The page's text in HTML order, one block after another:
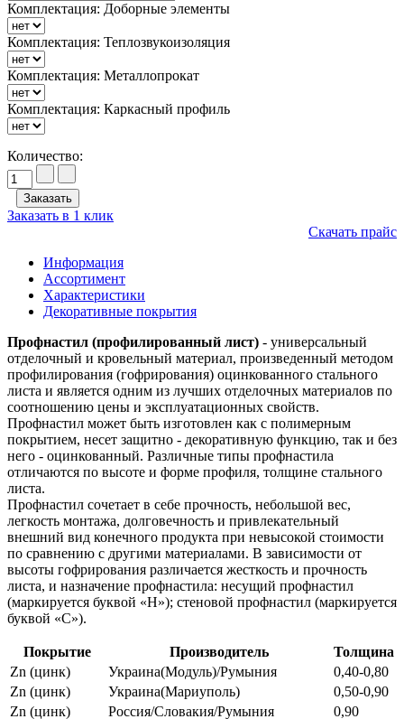
Комплектация: Доборные элементы
Комплектация: Теплозвукоизоляция
Комплектация: Металлопрокат
Комплектация: Каркасный профиль
Количество:
Заказать в 1 клик
Скачать прайс
Информация
Ассортимент
Характеристики
Декоративные покрытия
Профнастил (профилированный лист) - универсальный
отделочный и кровельный материал, произведенный методом
профилирования (гофрирования) оцинкованного стального
листа и является одним из лучших отделочных материалов по
соотношению цены и эксплуатационных свойств.
Профнастил может быть изготовлен как с полимерным
покрытием, несет защитно - декоративную функцию, так и без
него - оцинкованный. Различные типы профнастила
отличаются по высоте и форме профиля, толщине стального
листа.
Профнастил сочетает в себе прочность, небольшой вес,
легкость монтажа, долговечность и привлекательный
внешний вид конечного продукта при невысокой стоимости
по сравнению с другими материалами. В зависимости от
высоты гофрирования различается жесткость и прочность
листа, и назначение профнастила: несущий профнастил
(маркируется буквой «Н»); стеновой профнастил (маркируется
буквой «С»).
Покрытие Производитель
Толщина
Zn (цинк)
Украина(Модуль)/Румыния
0,40-0,80
Zn (цинк)
Украина(Мариуполь)
0,50-0,90
Zn (цинк)
Россия/Словакия/Румыния 0,90